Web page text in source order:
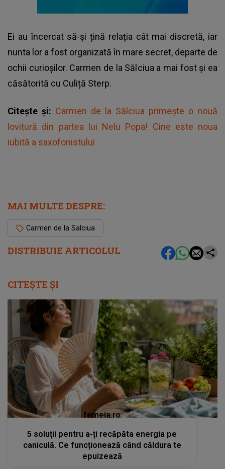
DISTRIBUIE ARTICOLUL
Ei au încercat să-și țină relația cât mai discretă, iar
nunta lor a fost organizată în mare secret, departe de
ochii curioșilor. Carmen de la Sălciua a mai fost și ea
căsătorită cu Culiță Sterp.
Citește și: Carmen de la Sălciua primește o nouă
lovitură din partea lui Nelu Popa! Cine este noua
iubită a saxofonistului
MAI MULTE DESPRE:
Carmen de la Salciua
CITEȘTE ȘI
femeia.ro
5 soluții pentru a-ți recăpăta energia pe
caniculă. Ce funcționează când căldura te
epuizează